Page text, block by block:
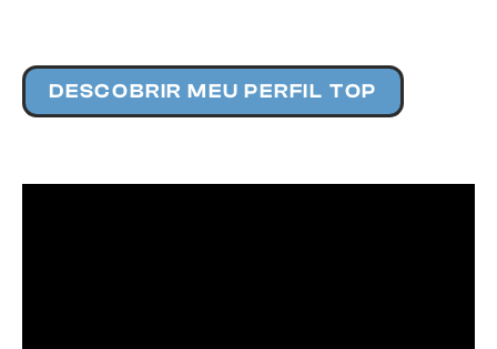
DESCOBRIR MEU PERFIL TOP